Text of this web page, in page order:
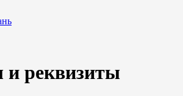
и реквизиты